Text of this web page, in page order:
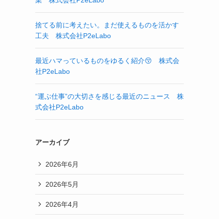
捨てる前に考えたい。まだ使えるものを活かす
工夫 株式会社P2eLabo
最近ハマっているものをゆるく紹介😚 株式会
社P2eLabo
“運ぶ仕事”の大切さを感じる最近のニュース 株
式会社P2eLabo
アーカイブ
2026年6月
2026年5月
2026年4月